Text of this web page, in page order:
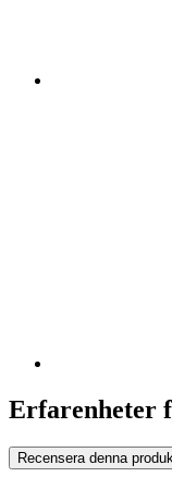
Erfarenheter
Recensera denna